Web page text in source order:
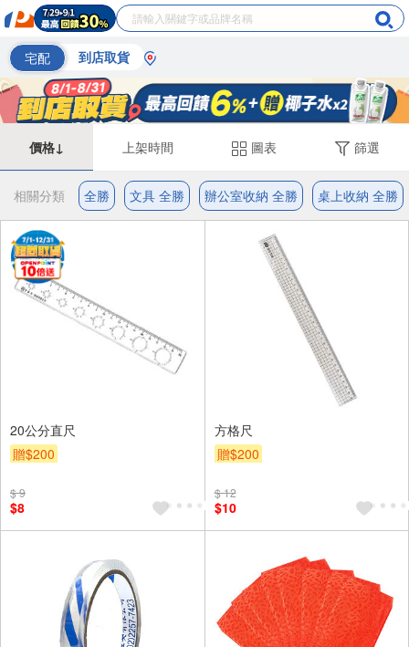
宅配 到店取貨
價格↓ 上架時間 圖表 篩選
相關分類 全勝 文具 全勝 辦公室收納 全勝 桌上收納 全勝
20公分直尺
贈$200
$ 9
$8
方格尺
贈$200
$ 12
$10